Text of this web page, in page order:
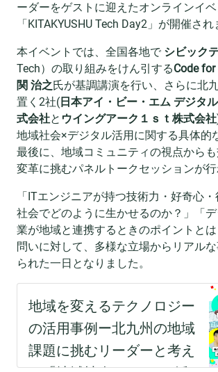
ーダーをゲストに迎えたオンラインイベ
「KITAKYUSHU Tech Day2」が開催され
本イベントでは、全国各地で シビック
Tech）の取り組みをけん引するCode
関 治之氏が基調講演を行い、さらに北
置く2社(日本アイ・ビー・エム デジタ
式会社と ウイングアーク１ｓｔ株式会社
地域社会×デジタル活用に関する具体的
最後に、地域コミュニティの視点から
変革に挑むパネルトークセッションが行
「ITエンジニアが持つ技術力・好奇心
社会でどのように生かせるのか？」「
業が地域と連携するときのポイントと
問いに対して、多様な立場からリアル
られた一日となりました。